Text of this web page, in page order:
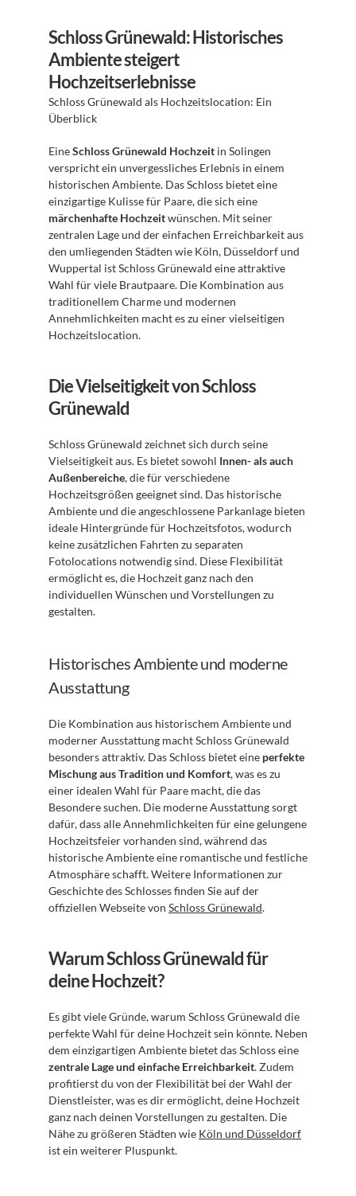
Schloss Grünewald: Historisches
Ambiente steigert
Hochzeitserlebnisse
Schloss Grünewald als Hochzeitslocation: Ein
Überblick
Eine Schloss Grünewald Hochzeit in Solingen
verspricht ein unvergessliches Erlebnis in einem
historischen Ambiente. Das Schloss bietet eine
märchenhafte Hochzeit wünschen. Mit seiner
zentralen Lage und der einfachen Erreichbarkeit aus
den umliegenden Städten wie Köln, Düsseldorf und
Wuppertal ist Schloss Grünewald eine attraktive
Wahl für viele Brautpaare. Die Kombination aus
traditionellem Charme und modernen
Annehmlichkeiten macht es zu einer vielseitigen
Hochzeitslocation.
Die Vielseitigkeit von Schloss
Grünewald
Schloss Grünewald zeichnet sich durch seine
Vielseitigkeit aus. Es bietet sowohl Innen- als auch
Außenbereiche, die für verschiedene
Hochzeitsgrößen geeignet sind. Das historische
Ambiente und die angeschlossene Parkanlage bieten
ideale Hintergründe für Hochzeitsfotos, wodurch
keine zusätzlichen Fahrten zu separaten
Fotolocations notwendig sind. Diese Flexibilität
ermöglicht es, die Hochzeit ganz nach den
individuellen Wünschen und Vorstellungen zu
gestalten.
Historisches Ambiente und moderne
Ausstattung
Die Kombination aus historischem Ambiente und
moderner Ausstattung macht Schloss Grünewald
besonders attraktiv. Das Schloss bietet eine perfekte
Mischung aus Tradition und Komfort, was es zu
einer idealen Wahl für Paare macht, die das
Besondere suchen. Die moderne Ausstattung sorgt
dafür, dass alle Annehmlichkeiten für eine gelungene
Hochzeitsfeier vorhanden sind, während das
historische Ambiente eine romantische und festliche
Atmosphäre schafft. Weitere Informationen zur
Geschichte des Schlosses finden Sie auf der
offiziellen Webseite von Schloss Grünewald.
Warum Schloss Grünewald für
deine Hochzeit?
Es gibt viele Gründe, warum Schloss Grünewald die
perfekte Wahl für deine Hochzeit sein könnte. Neben
zentrale Lage und einfache Erreichbarkeit. Zudem
profitierst du von der Flexibilität bei der Wahl der
Dienstleister, was es dir ermöglicht, deine Hochzeit
ganz nach deinen Vorstellungen zu gestalten. Die
Nähe zu größeren Städten wie Köln und Düsseldorf
ist ein weiterer Pluspunkt.